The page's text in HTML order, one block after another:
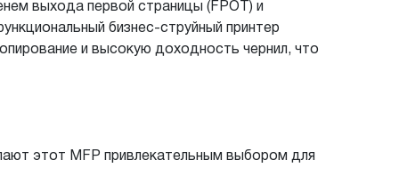
выхода первой страницы (FPOT) и
бизнес-струйный принтер
и высокую доходность чернил, что
этот MFP привлекательным выбором для